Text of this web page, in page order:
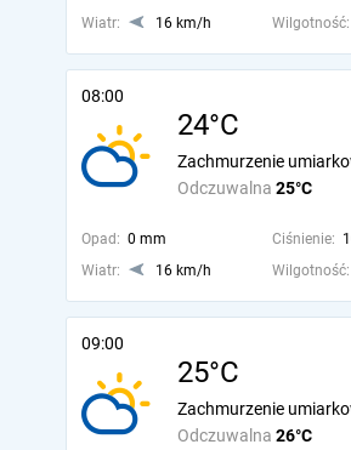
Wiatr: 16 km/h Wilgotność:
08:00
24°C
Odczuwalna 25°C
Zachmurzenie
Opad: 0 mm Ciśnienie:
Wiatr:
16 km/h Wilgotność:
09:00
25°C
Odczuwalna 26°C
Zachmurzenie